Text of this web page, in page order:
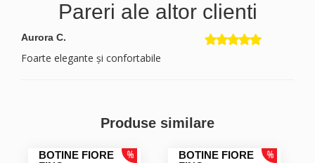
Pareri ale altor clienti
Aurora C.
Foarte elegante și confortabile
Produse similare
BOTINE FIORE
BOTINE FIORE